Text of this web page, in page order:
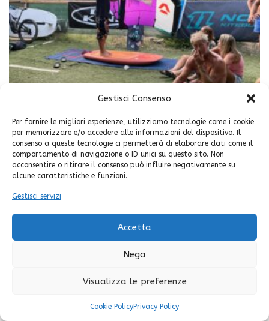
Gestisci Consenso
Per fornire le migliori esperienze, utilizziamo tecnologie come i cookie
per memorizzare e/o accedere alle informazioni del dispositivo. Il
consenso a queste tecnologie ci permetterà di elaborare dati come il
comportamento di navigazione o ID unici su questo sito. Non
acconsentire o ritirare il consenso può influire negativamente su
alcune caratteristiche e funzioni.
Gestisci servizi
Accetta
Nega
Visualizza le preferenze
Cookie PolicyPrivacy Policy
Share your thoughts
Devi essereconnesso per inviare un commento.
© Copyright 2025. Frassanito Surf Point |
CreditsMimosa Blu-